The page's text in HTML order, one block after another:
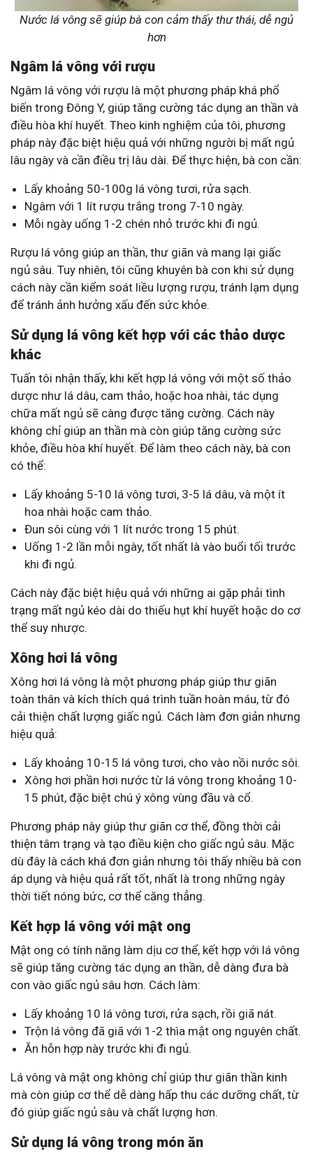
Nước lá vông sẽ giúp bà con cảm thấy thư thái, dễ ngủ
hơn
Ngâm lá vông với rượu
Ngâm lá vông với rượu là một phương pháp khá phổ
biến trong Đông Y, giúp tăng cường tác dụng an thần và
điều hòa khí huyết. Theo kinh nghiệm của tôi, phương
pháp này đặc biệt hiệu quả với những người bị mất ngủ
lâu ngày và cần điều trị lâu dài. Để thực hiện, bà con cần:
Lấy khoảng 50-100g lá vông tươi, rửa sạch.
Ngâm với 1 lít rượu trắng trong 7-10 ngày.
Mỗi ngày uống 1-2 chén nhỏ trước khi đi ngủ.
Rượu lá vông giúp an thần, thư giãn và mang lại giấc
ngủ sâu. Tuy nhiên, tôi cũng khuyên bà con khi sử dụng
cách này cần kiểm soát liều lượng rượu, tránh lạm dụng
để tránh ảnh hưởng xấu đến sức khỏe.
Sử dụng lá vông kết hợp với các thảo dược
khác
Tuấn tôi nhận thấy, khi kết hợp lá vông với một số thảo
dược như lá dâu, cam thảo, hoặc hoa nhài, tác dụng
chữa mất ngủ sẽ càng được tăng cường. Cách này
không chỉ giúp an thần mà còn giúp tăng cường sức
khỏe, điều hòa khí huyết. Để làm theo cách này, bà con
có thể:
Lấy khoảng 5-10 lá vông tươi, 3-5 lá dâu, và một ít
hoa nhài hoặc cam thảo.
Đun sôi cùng với 1 lít nước trong 15 phút.
Uống 1-2 lần mỗi ngày, tốt nhất là vào buổi tối trước
khi đi ngủ.
Cách này đặc biệt hiệu quả với những ai gặp phải tình
trạng mất ngủ kéo dài do thiếu hụt khí huyết hoặc do cơ
thể suy nhược.
Xông hơi lá vông
Xông hơi lá vông là một phương pháp giúp thư giãn
toàn thân và kích thích quá trình tuần hoàn máu, từ đó
cải thiện chất lượng giấc ngủ. Cách làm đơn giản nhưng
hiệu quả:
Lấy khoảng 10-15 lá vông tươi, cho vào nồi nước sôi.
Xông hơi phần hơi nước từ lá vông trong khoảng 10-
15 phút, đặc biệt chú ý xông vùng đầu và cổ.
Phương pháp này giúp thư giãn cơ thể, đồng thời cải
thiện tâm trạng và tạo điều kiện cho giấc ngủ sâu. Mặc
dù đây là cách khá đơn giản nhưng tôi thấy nhiều bà con
áp dụng và hiệu quả rất tốt, nhất là trong những ngày
thời tiết nóng bức, cơ thể căng thẳng.
Kết hợp lá vông với mật ong
Mật ong có tính năng làm dịu cơ thể, kết hợp với lá vông
sẽ giúp tăng cường tác dụng an thần, dễ dàng đưa bà
con vào giấc ngủ sâu hơn. Cách làm:
Lấy khoảng 10 lá vông tươi, rửa sạch, rồi giã nát.
Trộn lá vông đã giã với 1-2 thìa mật ong nguyên chất.
Ăn hỗn hợp này trước khi đi ngủ.
Lá vông và mật ong không chỉ giúp thư giãn thần kinh
mà còn giúp cơ thể dễ dàng hấp thu các dưỡng chất, từ
đó giúp giấc ngủ sâu và chất lượng hơn.
Sử dụng lá vông trong món ăn